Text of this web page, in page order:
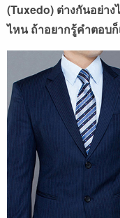
(Tuxedo) ต่างกันอย่า
ไหน ถ้าอยากรู้คำตอบ